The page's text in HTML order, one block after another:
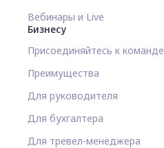
Вебинары и Live
Бизнесу
Присоединяйтесь к команде
Преимущества
Для руководителя
Для бухгалтера
Для тревел-менеджера